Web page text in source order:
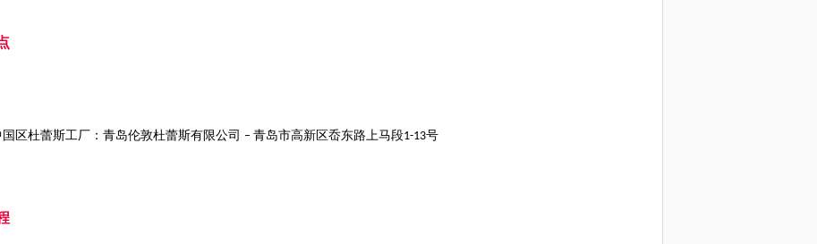
国区杜蕾斯工厂：青岛伦敦杜蕾斯有限公司 – 青岛市高新区岙东路上马段1-13号